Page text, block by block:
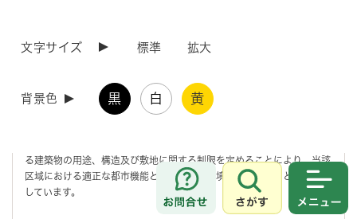
文字サイズ 標準 拡大
背景色 黒 白 黄
お問合せ
さがす
例について
条例の目的
る建築物の用途、構造及び敷地に関する制限を定めることにより、当該
区域における適正な都市機能と健全な都市環境を確保することを目的と
しています。